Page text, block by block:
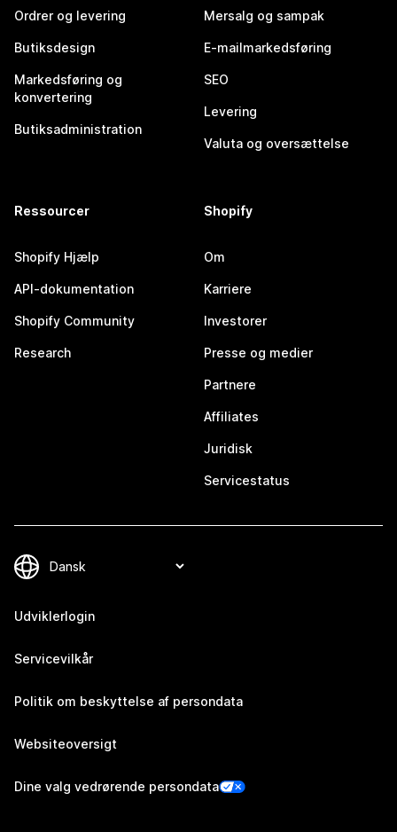
Ordrer og levering
Butiksdesign
Markedsføring og
konvertering
Butiksadministration
Mersalg og sampak
E-mailmarkedsføring
SEO
Levering
Valuta og oversættelse
Ressourcer
Shopify Hjælp
API-dokumentation
Shopify Community
Research
Shopify
Om
Karriere
Investorer
Presse og medier
Partnere
Affiliates
Juridisk
Servicestatus
Udviklerlogin
Servicevilkår
Politik om beskyttelse af persondata
Websiteoversigt
Dine valg vedrørende persondata